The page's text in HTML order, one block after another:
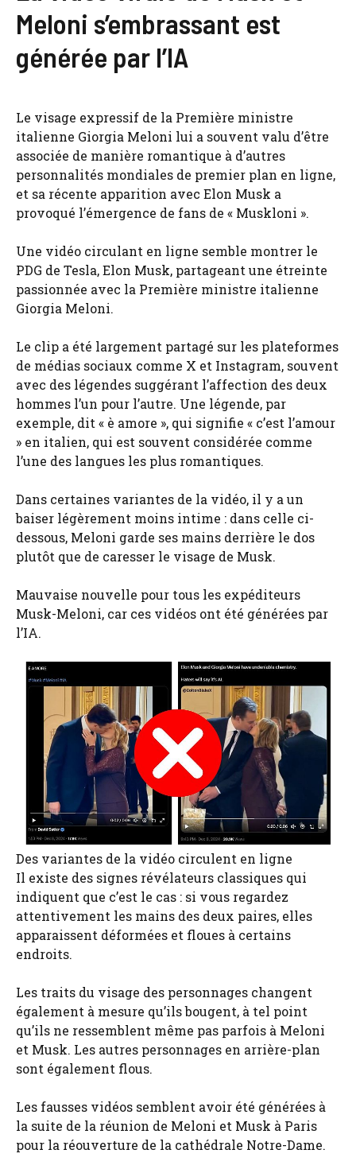
Meloni s’embrassant est
générée par l’IA
Le visage expressif de la Première ministre
italienne Giorgia Meloni lui a souvent valu d’être
associée de manière romantique à d’autres
personnalités mondiales de premier plan en ligne,
et sa récente apparition avec Elon Musk a
provoqué l’émergence de fans de « Muskloni ».
Une vidéo circulant en ligne semble montrer le
PDG de Tesla, Elon Musk, partageant une étreinte
passionnée avec la Première ministre italienne
Giorgia Meloni.
Le clip a été largement partagé sur les plateformes
de médias sociaux comme X et Instagram, souvent
avec des légendes suggérant l’affection des deux
hommes l’un pour l’autre. Une légende, par
exemple, dit « è amore », qui signifie « c’est l’amour
» en italien, qui est souvent considérée comme
l’une des langues les plus romantiques.
Dans certaines variantes de la vidéo, il y a un
baiser légèrement moins intime : dans celle ci-
dessous, Meloni garde ses mains derrière le dos
plutôt que de caresser le visage de Musk.
Mauvaise nouvelle pour tous les expéditeurs
Musk-Meloni, car ces vidéos ont été générées par
l’IA.
Des variantes de la vidéo circulent en ligne
Il existe des signes révélateurs classiques qui
indiquent que c’est le cas : si vous regardez
attentivement les mains des deux paires, elles
apparaissent déformées et floues à certains
endroits.
Les traits du visage des personnages changent
également à mesure qu’ils bougent, à tel point
qu’ils ne ressemblent même pas parfois à Meloni
et Musk. Les autres personnages en arrière-plan
sont également flous.
Les fausses vidéos semblent avoir été générées à
la suite de la réunion de Meloni et Musk à Paris
pour la réouverture de la cathédrale Notre-Dame.